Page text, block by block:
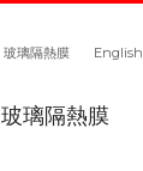
玻璃隔熱膜 English
玻璃隔熱膜